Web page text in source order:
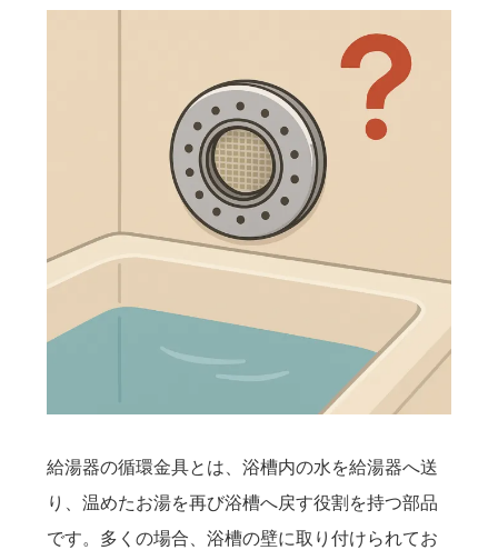
給湯器の循環金具とは、浴槽内の水を給湯器へ送
り、温めたお湯を再び浴槽へ戻す役割を持つ部品
です。多くの場合、浴槽の壁に取り付けられてお